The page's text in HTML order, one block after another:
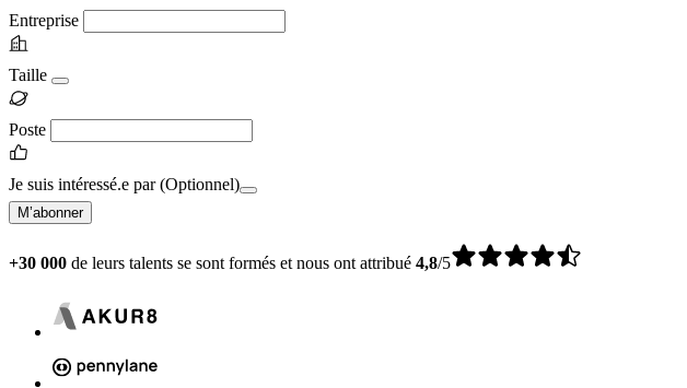
Entreprise
Taille
Poste
Je suis intéressé.e par(Optionnel)
M’abonner
+30 000 de leurs talents se sont formés et nous ont attribué 4,8/5